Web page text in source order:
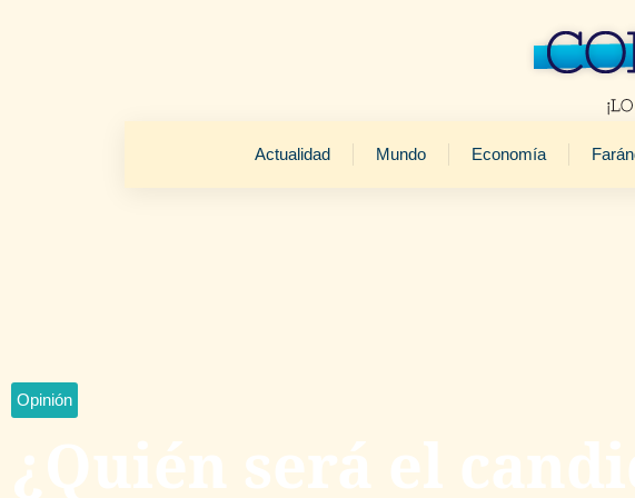
Actualidad Mundo Economía
Opinión
¿Quién será el